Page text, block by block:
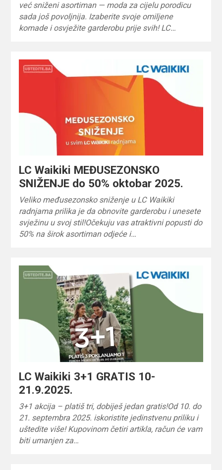
već sniženi asortiman — moda za cijelu porodicu
sada još povoljnija. Izaberite svoje omiljene
komade i osvježite garderobu prije svih! LC…
LC Waikiki MEĐUSEZONSKO
SNIŽENJE do 50% oktobar 2025.
Veliko međusezonsko sniženje u LC Waikiki
radnjama prilika je da obnovite garderobu i unesete
svježinu u svoj stil!Očekuju vas atraktivni popusti do
50% na širok asortiman odjeće i…
LC Waikiki 3+1 GRATIS 10-
21.9.2025.
3+1 akcija – platiš tri, dobiješ jedan gratis!Od 10. do
21. septembra 2025. iskoristite jedinstvenu priliku i
uštedite više! Kupovinom četiri artikla, račun će vam
biti umanjen za…